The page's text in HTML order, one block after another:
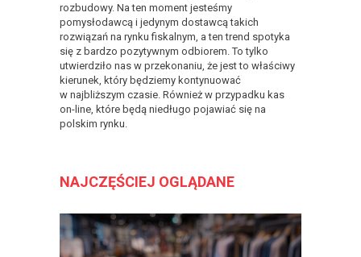
rozbudowy. Na ten moment jesteśmy
pomysłodawcą i jedynym dostawcą takich
rozwiązań na rynku fiskalnym, a ten trend spotyka
się z bardzo pozytywnym odbiorem. To tylko
utwierdziło nas w przekonaniu, że jest to właściwy
kierunek, który będziemy kontynuować
w najbliższym czasie. Również w przypadku kas
on-line, które będą niedługo pojawiać się na
polskim rynku.
NAJCZĘŚCIEJ OGLĄDANE